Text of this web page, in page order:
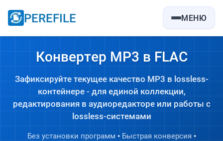
PEREFILE МЕНЮ
Конвертер MP3 в FLAC
Зафиксируйте текущее качество MP3 в lossless-
контейнере - для единой коллекции,
редактирования в аудиоредакторе или работы с
lossless-системами
Без установки программ • Быстрая конверсия •